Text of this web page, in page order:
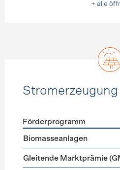
+ alle
Stromerzeugung
Förderprogramme
Förderprogramm
Biomasseanlagen
Gleitende Marktprämie